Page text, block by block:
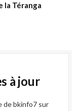
la Téranga
à jour
de bkinfo7 sur